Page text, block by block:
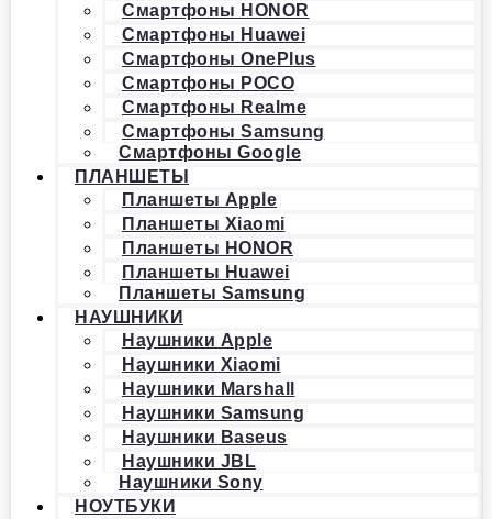
Смартфоны HONOR
Смартфоны Huawei
Смартфоны OnePlus
Смартфоны POCO
Смартфоны Realme
Смартфоны Samsung
Смартфоны Google
ПЛАНШЕТЫ
Планшеты Apple
Планшеты Xiaomi
Планшеты HONOR
Планшеты Huawei
Планшеты Samsung
НАУШНИКИ
Наушники Apple
Наушники Xiaomi
Наушники Marshall
Наушники Samsung
Наушники Baseus
Наушники JBL
Наушники Sony
НОУТБУКИ